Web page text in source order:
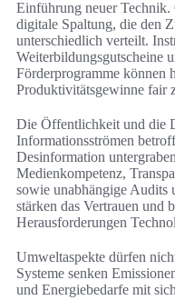
Einführung neuer Technik.
digitale Spaltung, die den
unterschiedlich verteilt.
Weiterbildungsgutscheine
Förderprogramme können
Produktivitätsgewinne fair
Die Öffentlichkeit und die
Informationsströmen
Desinformation
Medienkompetenz,
sowie unabhängige Audits
stärken das Vertrauen und
Herausforderungen
Umweltaspekte dürfen
Systeme senken
und Energiebedarfe mit